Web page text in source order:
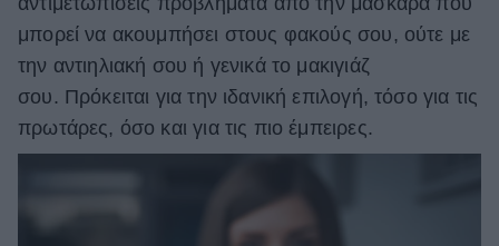
μπορεί να ακουμπήσει στους φακούς σου, ούτε με
την αντιηλιακή σου ή γενικά το μακιγιάζ
σου. Πρόκειται για την ιδανική επιλογή, τόσο για τις
πρωτάρες, όσο και για τις πιο έμπειρες.